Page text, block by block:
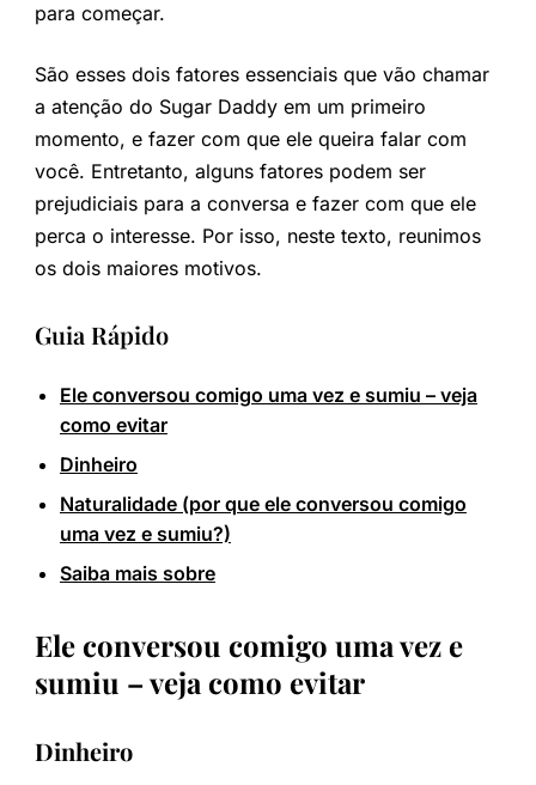
para começar.
São esses dois fatores essenciais que vão chamar
a atenção do Sugar Daddy em um primeiro
momento, e fazer com que ele queira falar com
você. Entretanto, alguns fatores podem ser
prejudiciais para a conversa e fazer com que ele
perca o interesse. Por isso, neste texto, reunimos
os dois maiores motivos.
Guia Rápido
Ele conversou comigo uma vez e sumiu – veja
como evitar
Dinheiro
Naturalidade (por que ele conversou comigo
uma vez e sumiu?)
Saiba mais sobre
Ele conversou comigo uma vez e
sumiu – veja como evitar
Dinheiro